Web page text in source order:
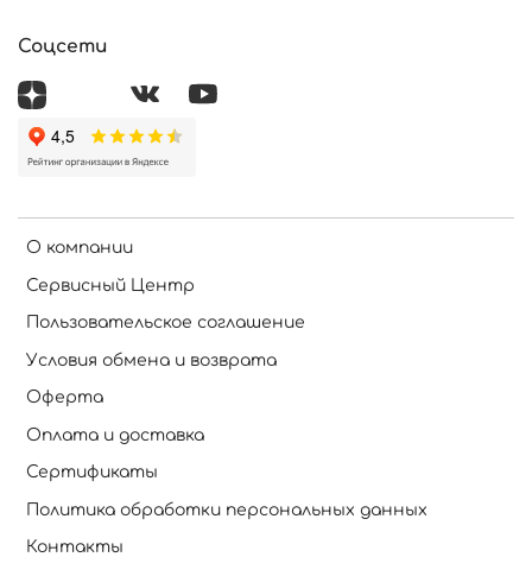
О компании
Сервисный Центр
Пользовательское соглашение
Условия обмена и возврата
Оферта
Оплата и доставка
Сертификаты
Политика обработки персональных данных
Контакты
Соцсети